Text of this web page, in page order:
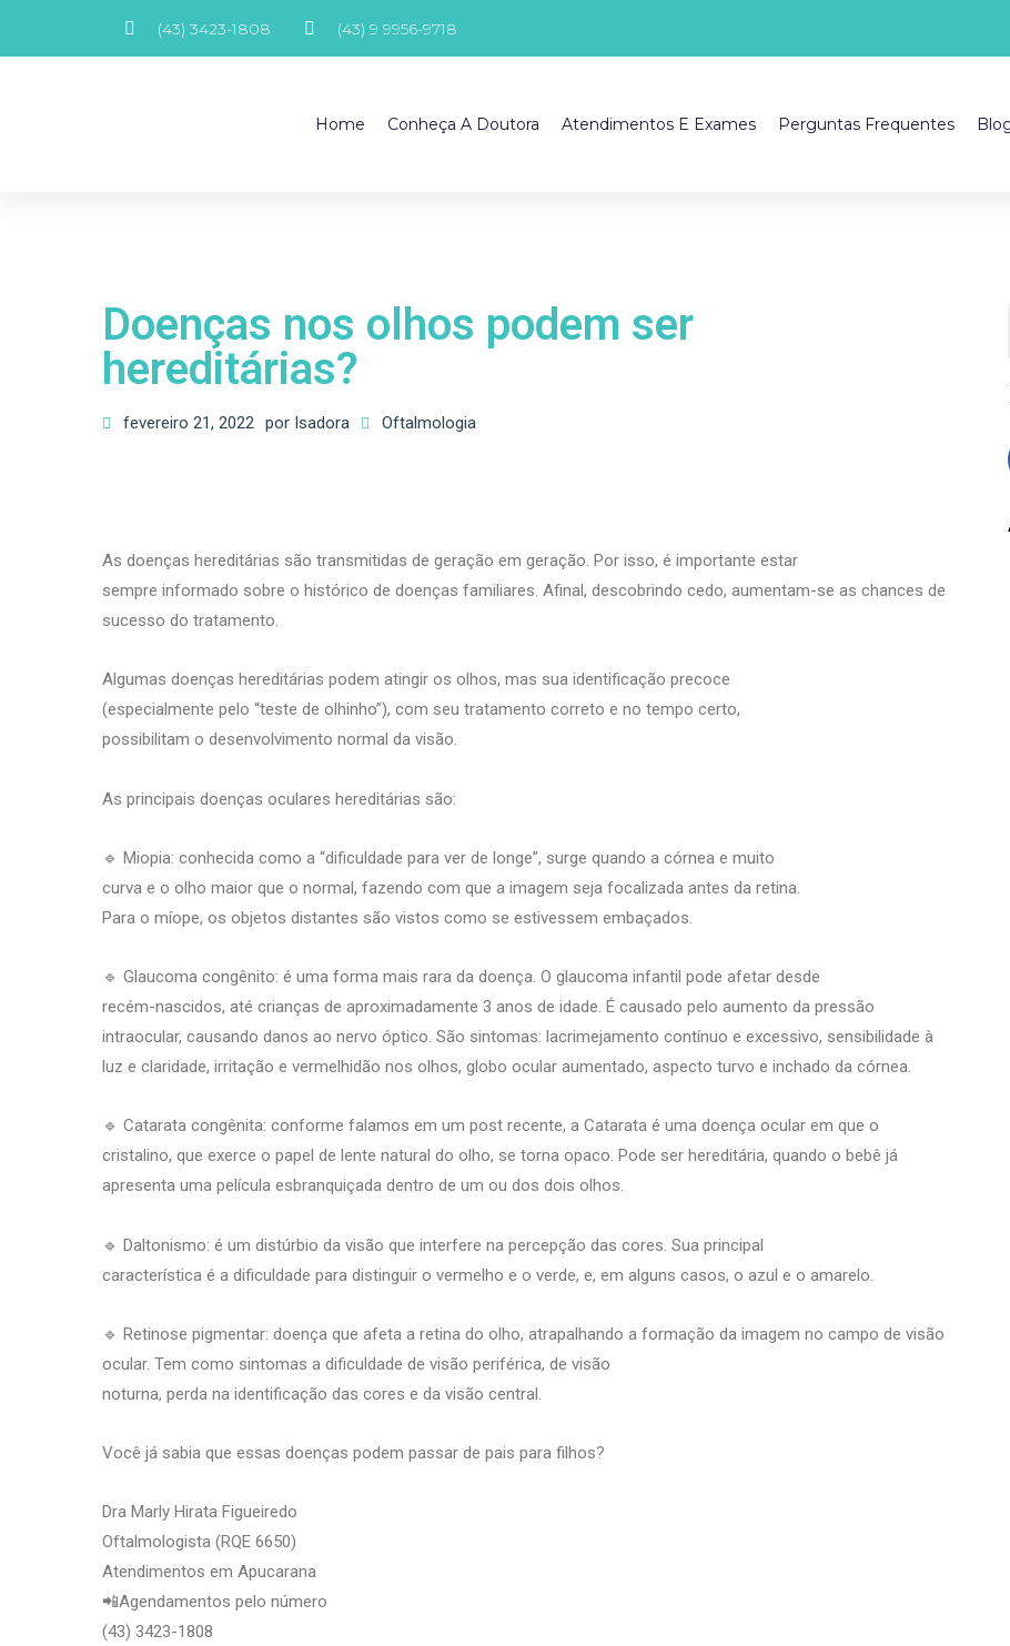
(43) 3423-1808 (43) 9 9956-9718
Home Conheça A Doutora Atendimentos E Exames Perguntas Frequentes
Doenças nos olhos podem ser
hereditárias?
fevereiro 21, 2022 por Isadora Oftalmologia
As doenças hereditárias são transmitidas de geração em geração. Por isso, é importante estar
sempre informado sobre o histórico de doenças familiares. Afinal, descobrindo cedo, aumentam-se as chances de
sucesso do tratamento.
Algumas doenças hereditárias podem atingir os olhos, mas sua identificação precoce
(especialmente pelo “teste de olhinho”), com seu tratamento correto e no tempo certo,
possibilitam o desenvolvimento normal da visão.
As principais doenças oculares hereditárias são:
🔹 Miopia: conhecida como a “dificuldade para ver de longe”, surge quando a córnea e muito
curva e o olho maior que o normal, fazendo com que a imagem seja focalizada antes da retina.
Para o míope, os objetos distantes são vistos como se estivessem embaçados.
🔹 Glaucoma congênito: é uma forma mais rara da doença. O glaucoma infantil pode afetar desde
recém-nascidos, até crianças de aproximadamente 3 anos de idade. É causado pelo aumento da pressão
intraocular, causando danos ao nervo óptico. São sintomas: lacrimejamento contínuo e excessivo, sensibilidade à
luz e claridade, irritação e vermelhidão nos olhos, globo ocular aumentado, aspecto turvo e inchado da córnea.
🔹 Catarata congênita: conforme falamos em um post recente, a Catarata é uma doença ocular em que o
cristalino, que exerce o papel de lente natural do olho, se torna opaco. Pode ser hereditária, quando o bebê já
apresenta uma película esbranquiçada dentro de um ou dos dois olhos.
🔹 Daltonismo: é um distúrbio da visão que interfere na percepção das cores. Sua principal
característica é a dificuldade para distinguir o vermelho e o verde, e, em alguns casos, o azul e o amarelo.
🔹 Retinose pigmentar: doença que afeta a retina do olho, atrapalhando a formação da imagem no campo de visão
ocular. Tem como sintomas a dificuldade de visão periférica, de visão
noturna, perda na identificação das cores e da visão central.
Você já sabia que essas doenças podem passar de pais para filhos?
Dra Marly Hirata Figueiredo
Oftalmologista (RQE 6650)
Atendimentos em Apucarana
📲Agendamentos pelo número
(43) 3423-1808